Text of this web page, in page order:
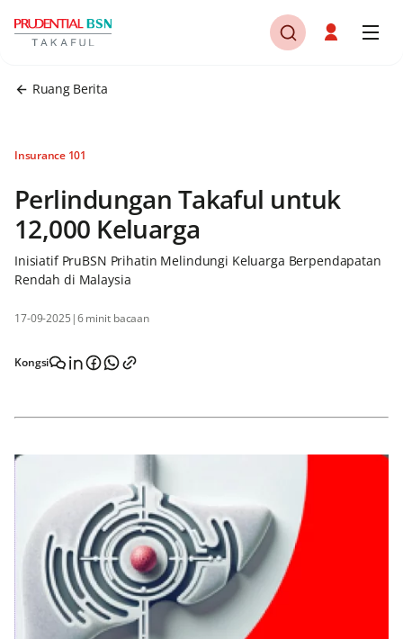
Ruang Berita
Insurance 101
Perlindungan Takaful untuk
12,000 Keluarga
Inisiatif PruBSN Prihatin Melindungi Keluarga Berpendapatan
Rendah di Malaysia
17-09-2025 |6 minit bacaan
Kongsi